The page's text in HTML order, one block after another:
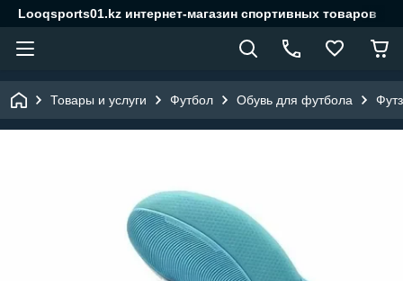
Looqsports01.kz интернет-магазин спортивных товаров
Товары и услуги Футбол Обувь для футбола